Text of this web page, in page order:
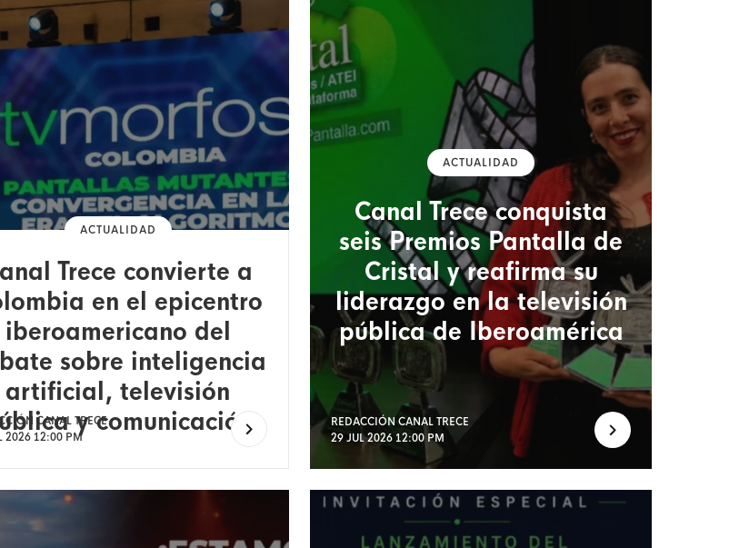
ACTUALIDAD
Trece convierte a
en el epicentro
iberoamericano del
sobre inteligencia
artificial, televisión
y comunicación
CANAL TRECE
2026 12:00 PM
ACTUALIDAD
Canal Trece conquista
seis Premios Pantalla de
Cristal y reafirma su
liderazgo en la televisión
pública de Iberoamérica
REDACCIÓN CANAL TRECE
29 JUL 2026 12:00 PM